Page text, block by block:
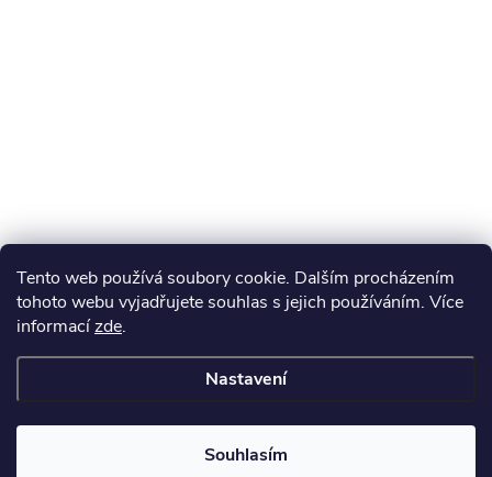
Tento web používá soubory cookie. Dalším procházením
tohoto webu vyjadřujete souhlas s jejich používáním. Více
informacízde.
Nastavení
Souhlasím